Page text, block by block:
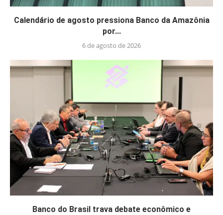
Calendário de agosto pressiona Banco da Amazônia
por...
6 de agosto de 2026
Banco do Brasil trava debate econômico e